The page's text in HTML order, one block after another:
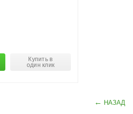
Купить в
один клик
НАЗАД